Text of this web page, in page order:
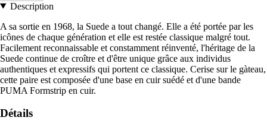
Description
A sa sortie en 1968, la Suede a tout changé. Elle a été portée par les
icônes de chaque génération et elle est restée classique malgré tout.
Facilement reconnaissable et constamment réinventé, l'héritage de la
Suede continue de croître et d'être unique grâce aux individus
authentiques et expressifs qui portent ce classique. Cerise sur le gàteau,
cette paire est composée d'une base en cuir suédé et d'une bande
PUMA Formstrip en cuir.
Détails